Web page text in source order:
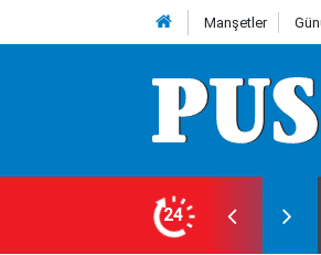
Manşetler
24
Ağustos Cumartesi günü olup bitenler…